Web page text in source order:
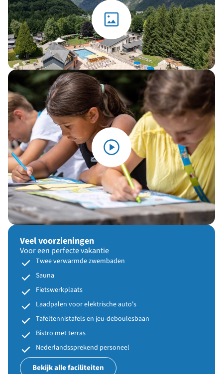
Veel voorzieningen
Voor een perfecte vakantie
Twee verwarmde zwembaden
Sauna
Fietswerkplaats
Laadpalen voor elektrische auto's
Tafeltennistafels en jeu-deboulesbaan
Bistro met terras
Nederlandssprekend personeel
Bekijk alle faciliteiten